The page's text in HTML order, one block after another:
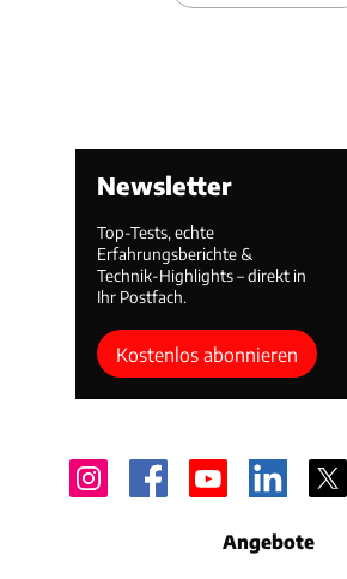
Newsletter
Top-Tests, echte
Erfahrungsberichte &
Technik-Highlights – direkt in
Ihr Postfach.
Kostenlos abonnieren
Angebote